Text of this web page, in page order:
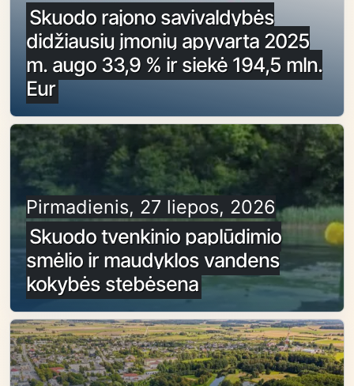
Skuodo rajono savivaldybės
didžiausių įmonių apyvarta 2025
m. augo 33,9 % ir siekė 194,5 mln.
Eur
Pirmadienis, 27 liepos, 2026
Skuodo tvenkinio paplūdimio
smėlio ir maudyklos vandens
kokybės stebėsena